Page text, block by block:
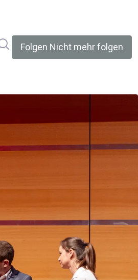
Im Newsroom suchen
Folgen Nicht mehr folgen